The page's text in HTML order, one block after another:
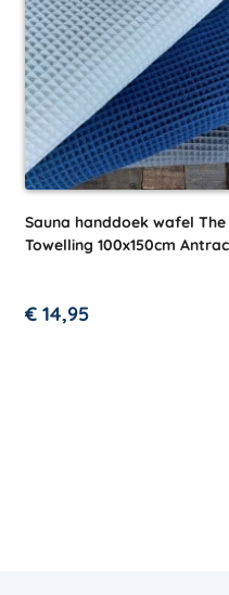
Sauna handdoek wafel The
Towelling 100x150cm
€ 14,95